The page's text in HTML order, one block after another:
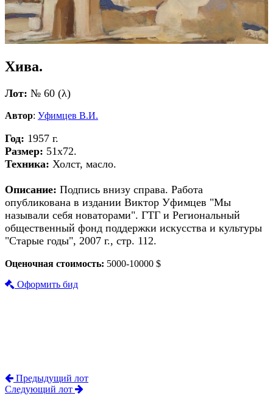
Хива.
Лот: № 60 (λ)
Автор: Уфимцев В.И.
Год: 1957 г.
Размер: 51х72.
Техника: Холст, масло.
Описание: Подпись внизу справа. Работа
опубликована в издании Виктор Уфимцев "Мы
называли себя новаторами". ГТГ и Региональный
общественный фонд поддержки искусства и культуры
"Старые годы", 2007 г., стр. 112.
Оценочная стоимость: 5000-10000 $
Оформить бид
Предыдущий лот
Следующий лот